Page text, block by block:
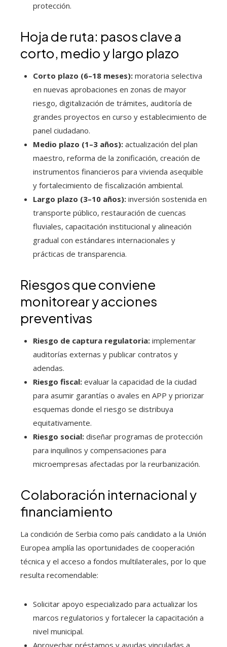
protección.
Hoja de ruta: pasos clave a
corto, medio y largo plazo
Corto plazo (6–18 meses): moratoria selectiva
en nuevas aprobaciones en zonas de mayor
riesgo, digitalización de trámites, auditoría de
grandes proyectos en curso y establecimiento de
panel ciudadano.
Medio plazo (1–3 años): actualización del plan
maestro, reforma de la zonificación, creación de
instrumentos financieros para vivienda asequible
y fortalecimiento de fiscalización ambiental.
Largo plazo (3–10 años): inversión sostenida en
transporte público, restauración de cuencas
fluviales, capacitación institucional y alineación
gradual con estándares internacionales y
prácticas de transparencia.
Riesgos que conviene
monitorear y acciones
preventivas
Riesgo de captura regulatoria: implementar
auditorías externas y publicar contratos y
adendas.
Riesgo fiscal: evaluar la capacidad de la ciudad
para asumir garantías o avales en APP y priorizar
esquemas donde el riesgo se distribuya
equitativamente.
Riesgo social: diseñar programas de protección
para inquilinos y compensaciones para
microempresas afectadas por la reurbanización.
Colaboración internacional y
financiamiento
La condición de Serbia como país candidato a la Unión
Europea amplía las oportunidades de cooperación
técnica y el acceso a fondos multilaterales, por lo que
resulta recomendable:
Solicitar apoyo especializado para actualizar los
marcos regulatorios y fortalecer la capacitación a
nivel municipal.